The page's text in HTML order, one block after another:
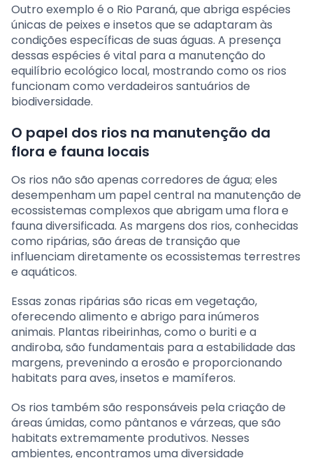
Outro exemplo é o Rio Paraná, que abriga espécies
únicas de peixes e insetos que se adaptaram às
condições específicas de suas águas. A presença
dessas espécies é vital para a manutenção do
equilíbrio ecológico local, mostrando como os rios
funcionam como verdadeiros santuários de
biodiversidade.
O papel dos rios na manutenção da
flora e fauna locais
Os rios não são apenas corredores de água; eles
desempenham um papel central na manutenção de
ecossistemas complexos que abrigam uma flora e
fauna diversificada. As margens dos rios, conhecidas
como ripárias, são áreas de transição que
influenciam diretamente os ecossistemas terrestres
e aquáticos.
Essas zonas ripárias são ricas em vegetação,
oferecendo alimento e abrigo para inúmeros
animais. Plantas ribeirinhas, como o buriti e a
andiroba, são fundamentais para a estabilidade das
margens, prevenindo a erosão e proporcionando
habitats para aves, insetos e mamíferos.
Os rios também são responsáveis pela criação de
áreas úmidas, como pântanos e várzeas, que são
habitats extremamente produtivos. Nesses
ambientes, encontramos uma diversidade